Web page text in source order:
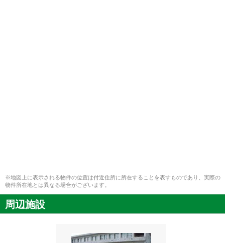
※地図上に表示される物件の位置は付近住所に所在することを表すものであり、実際の
物件所在地とは異なる場合がございます。
周辺施設